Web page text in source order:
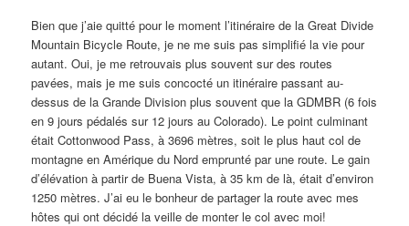
Bien que j’aie quitté pour le moment l’itinéraire de la Great Divide
Mountain Bicycle Route, je ne me suis pas simplifié la vie pour
autant. Oui, je me retrouvais plus souvent sur des routes
pavées, mais je me suis concocté un itinéraire passant au-
dessus de la Grande Division plus souvent que la GDMBR (6 fois
en 9 jours pédalés sur 12 jours au Colorado). Le point culminant
était Cottonwood Pass, à 3696 mètres, soit le plus haut col de
montagne en Amérique du Nord emprunté par une route. Le gain
d’élévation à partir de Buena Vista, à 35 km de là, était d’environ
1250 mètres. J’ai eu le bonheur de partager la route avec mes
hôtes qui ont décidé la veille de monter le col avec moi!